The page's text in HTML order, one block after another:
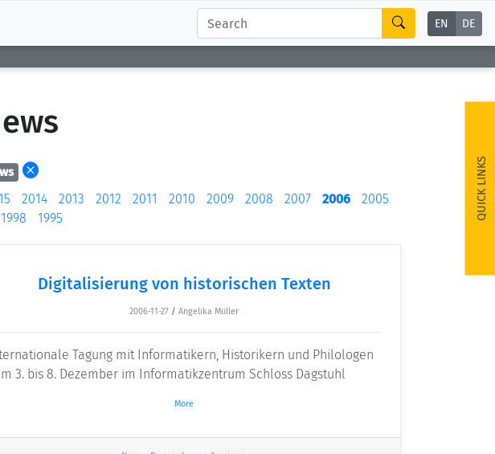
EN DE
QUICK LINKS
2014 2013 2012 2011 2010 2009 2008 2007 2006
2005
1998 1995
Digitalisierung von historischen Texten
2006-11-27 / Angelika Müller
Tagung mit Informatikern, Historikern und Philologen
3. bis 8. Dezember im Informatikzentrum Schloss Dagstuhl
More